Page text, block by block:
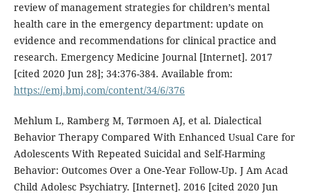
review of management strategies for children’s mental
health care in the emergency department: update on
evidence and recommendations for clinical practice and
research. Emergency Medicine Journal [Internet]. 2017
[cited 2020 Jun 28]; 34:376-384. Available from:
https://emj.bmj.com/content/34/6/376
Mehlum L, Ramberg M, Tørmoen AJ, et al. Dialectical
Behavior Therapy Compared With Enhanced Usual Care for
Adolescents With Repeated Suicidal and Self-Harming
Behavior: Outcomes Over a One-Year Follow-Up. J Am Acad
Child Adolesc Psychiatry. [Internet]. 2016 [cited 2020 Jun